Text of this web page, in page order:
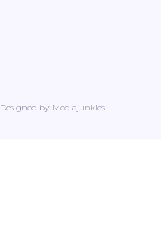
Designed by: Mediajunkies